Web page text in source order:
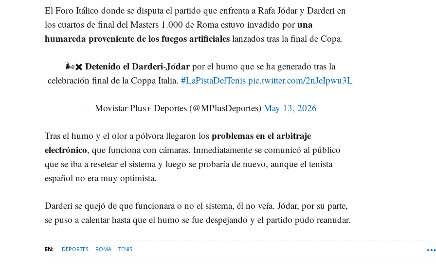
El Foro Itálico donde se disputa el partido que enfrenta a Rafa Jódar y Darderi en
los cuartos de final del Masters 1.000 de Roma estuvo invadido poruna
humareda proveniente de los fuegos artificiales lanzados tras la final de Copa.
🌬️✖️ 𝐃𝐞𝐭𝐞𝐧𝐢𝐝𝐨 𝐞𝐥 𝐃𝐚𝐫𝐝𝐞𝐫𝐢-𝐉𝐨́𝐝𝐚𝐫 por el humo que se ha generado tras la
celebración final de la Coppa Italia. #LaPistaDelTenis pic.twitter.com/2nJeIpwu3L
— Movistar Plus+ Deportes (@MPlusDeportes)May 13, 2026
Tras el humo y el olor a pólvora llegaron los problemas en el arbitraje
electrónico, que funciona con cámaras. Inmediatamente se comunicó al público
que se iba a resetear el sistema y luego se probaría de nuevo, aunque el tenista
español no era muy optimista.
Darderi se quejó de que funcionara o no el sistema, él no veía. Jódar, por su parte,
se puso a calentar hasta que el humo se fue despejando y el partido pudo reanudar.
DEPORTES ROMA TENIS